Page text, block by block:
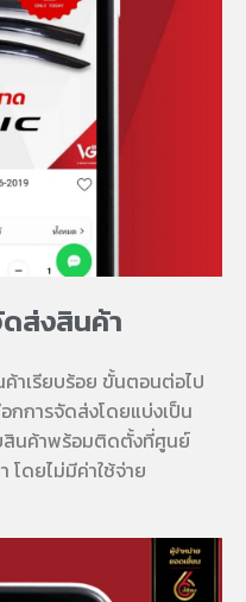
ส่งสินค้า
าเรียบร้อย ขั้นตอนต่อไป
กการจัดส่งโดยแบ่งเป็น
สินค้าพร้อมติดตั้งที่ศูนย์
โดยไม่มีค่าใช้จ่าย